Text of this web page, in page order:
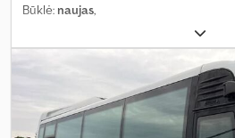
Būklė: naujas,